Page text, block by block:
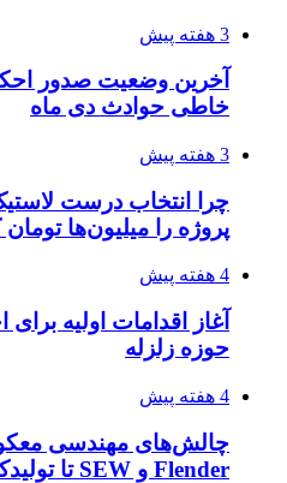
3 هفته پیش
آخرین وضعیت صدور
خاطی حوادث دی ماه
3 هفته پیش
چرا انتخاب درست
پروژه را میلیون‌ها
4 هفته پیش
آغاز اقدامات اولیه
حوزه زلزله
4 هفته پیش
چالش‌های مهندسی
Flender و SEW تا تولیدکنندگان تخصصی ایرانی